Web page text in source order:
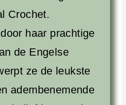
Crochet.
haar prachtige
de Engelse
ze de leukste
adembenemende